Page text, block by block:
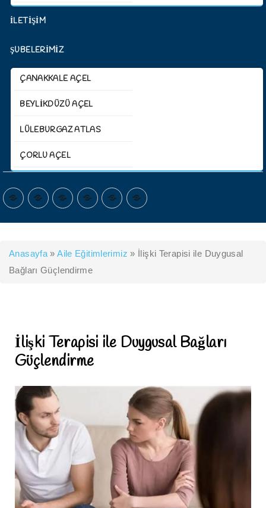
İLETİŞİM
ŞUBELERİMİZ
ÇANAKKALE AÇEL
BEYLIKDÜZÜ AÇEL
LÜLEBURGAZ ATLAS
ÇORLU AÇEL
ANASAYFAKURUMSALHİZMETLERİMİZ
PROGRAMLARIMIZ
İLETİŞİMŞUBELERİMİZ
Anasayfa »Aile Eğitimlerimiz » İlişki Terapisi ile Duygusal
Bağları Güçlendirme
İlişki Terapisi ile Duygusal Bağları
Güçlendirme